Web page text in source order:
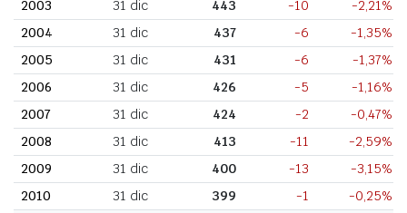
2003
31 dic 443 -10
-2,21%
2004
31 dic 437 -6
-1,35%
2005
31 dic 431 -6
-1,37%
2006
31 dic 426 -5
-1,16%
2007
31 dic 424 -2
-0,47%
2008
31 dic 413 -11
-2,59%
2009
31 dic 400 -13
-3,15%
2010
31 dic 399 -1
-0,25%